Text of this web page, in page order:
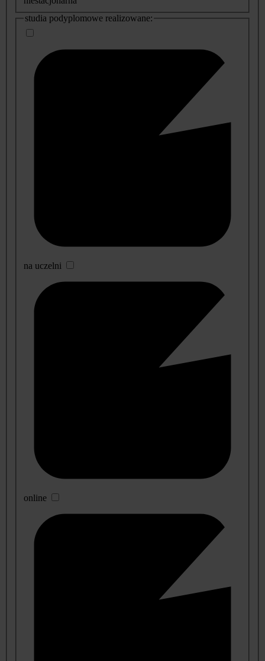
studia podyplomowe realizowane:
na uczelni
online